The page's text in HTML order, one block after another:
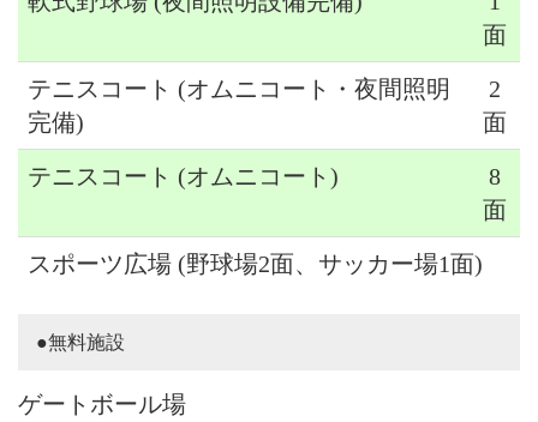
面
テニスコート (オムニコート・夜間照明
完備)
2
面
テニスコート (オムニコート)
8
面
スポーツ広場 (野球場2面、サッカー場1面)
●無料施設
ゲートボール場